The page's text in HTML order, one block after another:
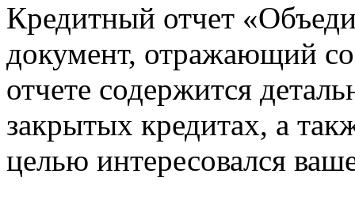
Кредитный отчет
документ, отражающий
отчете содержится
закрытых кредитах, а
целью интересовался